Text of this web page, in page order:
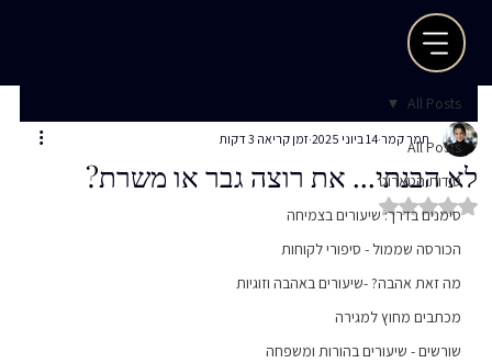
All Posts
סודות הטארוט
סימנים בדרך: שיעורים בצמיחה
הכורסה שממול - סיפורי לקוחות
מה זאת אהבה? -שיעורים באהבה וזוגיות
מכתבים מחוץ למגירה
שורשים - שיעורים בהורות ומשפחה
All Posts
לא הבנתי... את רוצה גבר או משרת?
תמר קמר 14 ביוני 2025 זמן קריאה 3 דקות
דירוג של NaN מתוך 5 כוכבים